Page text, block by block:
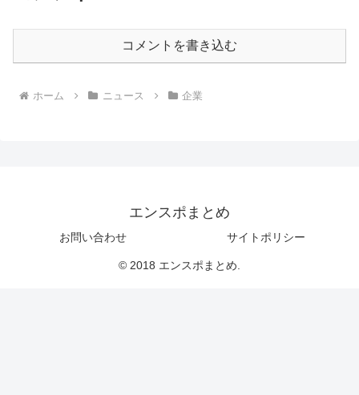
コメントを書き込む
ホーム ニュース 企業
エンスポまとめ
お問い合わせ サイトポリシー
© 2018 エンスポまとめ.